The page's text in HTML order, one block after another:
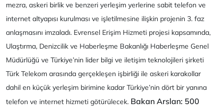
mezra, askeri birlik ve benzeri yerleşim yerlerine sabit telefon ve
internet altyapısı kurulması ve işletilmesine ilişkin projenin 3. faz
anlaşmasını imzaladı. Evrensel Erişim Hizmeti projesi kapsamında,
Ulaştırma, Denizcilik ve Haberleşme Bakanlığı Haberleşme Genel
Müdürlüğü ve Türkiye’nin lider bilgi ve iletişim teknolojileri şirketi
Türk Telekom arasında gerçekleşen işbirliği ile askeri karakollar
dahil en küçük yerleşim birimine kadar Türkiye’nin dört bir yanına
telefon ve internet hizmeti götürülecek. Bakan Arslan: 500